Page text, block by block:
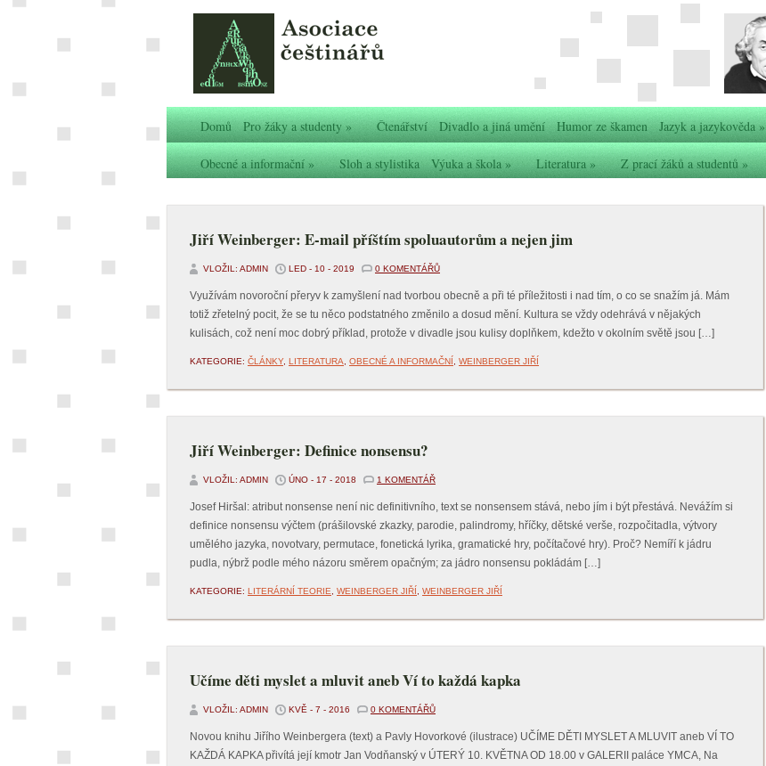
Domů Pro žáky a studenty» Čtenářství Divadlo a jiná umění Humor ze škamen Jazyk a jazykověda»
Obecné a informační» Sloh a stylistika Výuka a škola» Literatura» Z prací žáků a studentů»
Jiří Weinberger: E-mail příštím spoluautorům a nejen jim
VLOŽIL: ADMIN LED - 10 - 2019 0 KOMENTÁŘŮ
Využívám novoroční přeryv k zamyšlení nad tvorbou obecně a při té příležitosti i nad tím, o co se snažím já. Mám
totiž zřetelný pocit, že se tu něco podstatného změnilo a dosud mění. Kultura se vždy odehrává v nějakých
kulisách, což není moc dobrý příklad, protože v divadle jsou kulisy doplňkem, kdežto v okolním světě jsou […]
KATEGORIE: ČLÁNKY, LITERATURA OBECNÉ A INFORMAČNÍ WEINBERGER JIŘÍ
Jiří Weinberger: Definice nonsensu?
VLOŽIL: ADMIN ÚNO - 17 - 2018 1 KOMENTÁŘ
Josef Hiršal: atribut nonsense není nic definitivního, text se nonsensem stává, nebo jím i být přestává. Nevážím si
definice nonsensu výčtem (prášilovské zkazky, parodie, palindromy, hříčky, dětské verše, rozpočitadla, výtvory
umělého jazyka, novotvary, permutace, fonetická lyrika, gramatické hry, počítačové hry). Proč? Nemíří k jádru
pudla, nýbrž podle mého názoru směrem opačným; za jádro nonsensu pokládám […]
KATEGORIE: LITERÁRNÍ TEORIE WEINBERGER JIŘÍ WEINBERGER JIŘÍ
Učíme děti myslet a mluvit aneb Ví to každá kapka
VLOŽIL: ADMIN KVĚ - 7 - 2016 0 KOMENTÁŘŮ
Novou knihu Jiřího Weinbergera (text) a Pavly Hovorkové (ilustrace) UČÍME DĚTI MYSLET A MLUVIT aneb VÍ TO
KAŽDÁ KAPKA přivítá její kmotr Jan Vodňanský v ÚTERÝ 10. KVĚTNA OD 18.00 v GALERII paláce YMCA, Na